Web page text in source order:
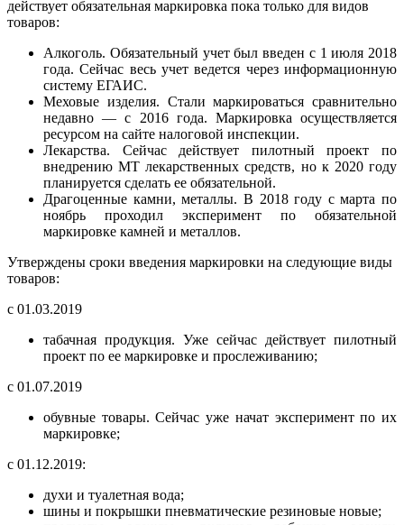
действует обязательная маркировка пока только для видов
товаров:
Алкоголь. Обязательный учет был введен с 1 июля 2018
года. Сейчас весь учет ведется через информационную
систему ЕГАИС.
Меховые изделия. Стали маркироваться сравнительно
недавно — с 2016 года. Маркировка осуществляется
ресурсом на сайте налоговой инспекции.
Лекарства. Сейчас действует пилотный проект по
внедрению МТ лекарственных средств, но к 2020 году
планируется сделать ее обязательной.
Драгоценные камни, металлы. В 2018 году с марта по
ноябрь проходил эксперимент по обязательной
маркировке камней и металлов.
Утверждены сроки введения маркировки на следующие виды
товаров:
с 01.03.2019
табачная продукция. Уже сейчас действует пилотный
проект по ее маркировке и прослеживанию;
с 01.07.2019
обувные товары. Сейчас уже начат эксперимент по их
маркировке;
с 01.12.2019:
духи и туалетная вода;
шины и покрышки пневматические резиновые новые;